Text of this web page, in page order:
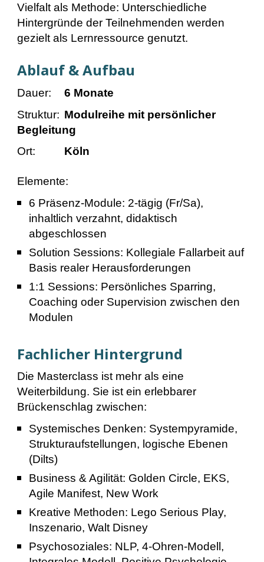
Vielfalt als Methode: Unterschiedliche
Hintergründe der Teilnehmenden werden
gezielt als Lernressource genutzt.
Ablauf & Aufbau
Dauer:
6 Monate
Struktur: Modulreihe mit persönlicher
Begleitung
Ort:
Köln
Elemente:
6 Präsenz-Module: 2-tägig (Fr/Sa),
inhaltlich verzahnt, didaktisch
abgeschlossen
Solution Sessions: Kollegiale Fallarbeit auf
Basis realer Herausforderungen
1:1 Sessions: Persönliches Sparring,
Coaching oder Supervision zwischen den
Modulen
Fachlicher Hintergrund
Die Masterclass ist mehr als eine
Weiterbildung. Sie ist ein erlebbarer
Brückenschlag zwischen:
Systemisches Denken: Systempyramide,
Strukturaufstellungen, logische Ebenen
(Dilts)
Business & Agilität: Golden Circle, EKS,
Agile Manifest, New Work
Kreative Methoden: Lego Serious Play,
Inszenario, Walt Disney
Psychosoziales: NLP, 4-Ohren-Modell,